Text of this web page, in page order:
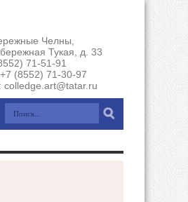
Челны,
Тукая, д. 33
71-51-91
(8552) 71-30-97
colledge.art@tatar.ru